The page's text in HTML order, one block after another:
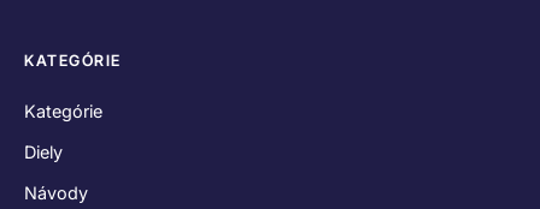
KATEGÓRIE
Kategórie
Diely
Návody